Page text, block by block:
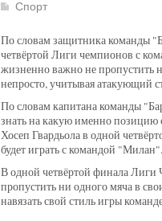
Спорт
По словам защитника команды
четвёртой Лиги чемпионов с
жизненно важно не пропустить
непросто, учитывая атакующий
По словам капитана команды
знать на какую именно позицию
Хосеп Гвардьола в одной
будет играть с командой "Милан".
В одной четвёртой финала
пропустить ни одного мяча в
навязать свой стиль игры